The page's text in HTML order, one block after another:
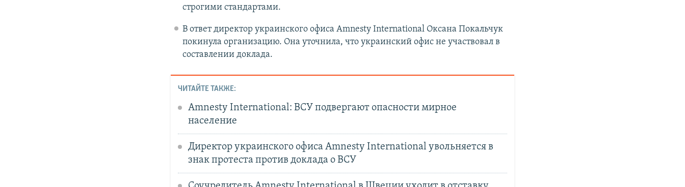
строгими стандартами.
В ответ директор украинского офиса Amnesty International Оксана Покальчук
покинула организацию. Она уточнила, что украинский офис не участвовал в
составлении доклада.
ЧИТАЙТЕ ТАКЖЕ:
Amnesty International: ВСУ подвергают опасности мирное
население
Директор украинского офиса Amnesty International увольняется в
знак протеста против доклада о ВСУ